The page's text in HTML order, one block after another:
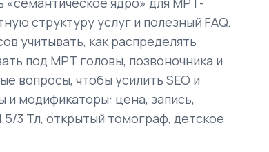
структуру услуг и полезный FAQ.
учитывать, как распределять
под МРТ головы, позвоночника и
вопросы, чтобы усилить SEO и
модификаторы: цена, запись,
3 Тл, открытый томограф, детское